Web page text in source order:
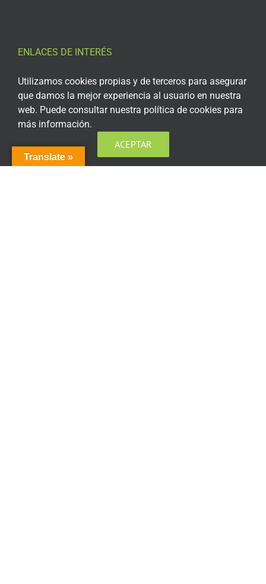
ENLACES DE INTERÉS
Aviso Legal
Política de privacidad
Política de privacidad Redes Sociales
Política de cookies
Translate »
Utilizamos cookies propias y de terceros para asegurar
que damos la mejor experiencia al usuario en nuestra
web. Puede consultar nuestra política de cookies para
más información.
ACEPTAR